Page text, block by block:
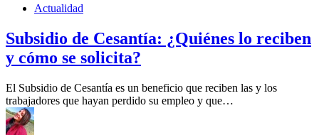
Actualidad
Subsidio de Cesantía: ¿Quiénes lo reciben
y cómo se solicita?
El Subsidio de Cesantía es un beneficio que reciben las y los
trabajadores que hayan perdido su empleo y que…